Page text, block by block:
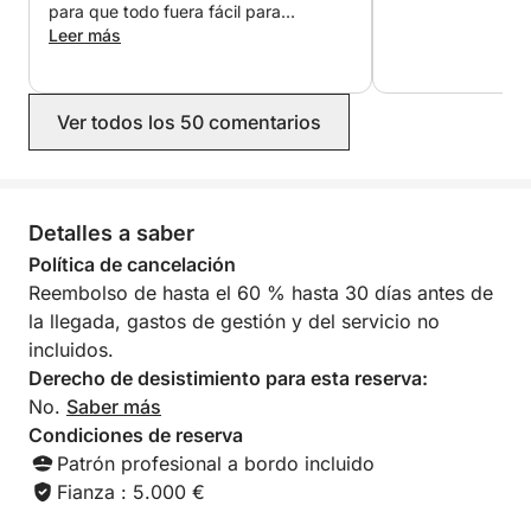
- Qué incluye:
Patrón profesional (discreto y atento a sus
Botella de champán (o vino rosado de Provenza, a
su elección).
Música ambiental personalizable (conexión
Bluetooth a bordo).
Combustible incluido (para su total tranquilidad).
para que todo fuera fácil para
nosotros. El barco fue perfecto para
Leer más
Ver todos los 50 comentarios
Detalles a saber
Política de cancelación
Reembolso de hasta el 60 % hasta 30 días antes de
la llegada, gastos de gestión y del servicio no
incluidos.
Derecho de desistimiento para esta reserva:
No. Saber más
Condiciones de reserva
Patrón profesional a bordo incluido
Fianza : 5.000 €